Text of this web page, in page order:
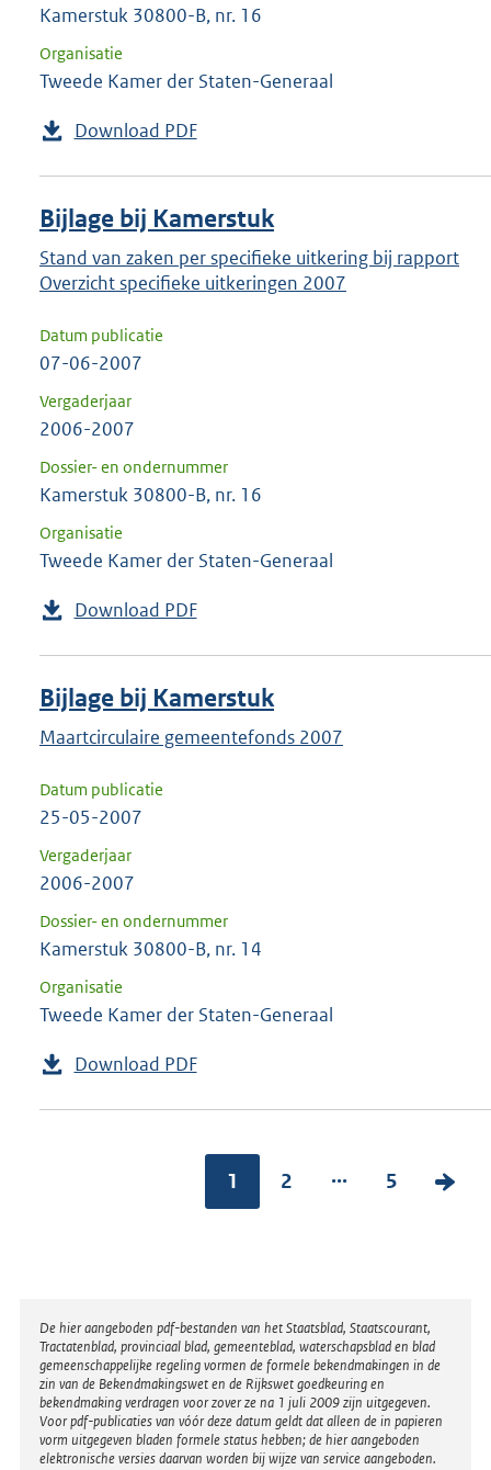
Kamerstuk 30800-B, nr. 16
Organisatie
Tweede Kamer der Staten-Generaal
Download PDF
Bijlage bij Kamerstuk
Stand van zaken per specifieke uitkering bij rapport
Overzicht specifieke uitkeringen 2007
Datum publicatie
07-06-2007
Vergaderjaar
2006-2007
Dossier- en ondernummer
Kamerstuk 30800-B, nr. 16
Organisatie
Tweede Kamer der Staten-Generaal
Download PDF
Bijlage bij Kamerstuk
Maartcirculaire gemeentefonds 2007
Datum publicatie
25-05-2007
Vergaderjaar
2006-2007
Dossier- en ondernummer
Kamerstuk 30800-B, nr. 14
Organisatie
Tweede Kamer der Staten-Generaal
Download PDF
1 2 ... 5
V
Disclaimer
De hier aangeboden pdf-bestanden van het Staatsblad, Staatscourant,
Tractatenblad, provinciaal blad, gemeenteblad, waterschapsblad en blad
gemeenschappelijke regeling vormen de formele bekendmakingen in de
zin van de Bekendmakingswet en de Rijkswet goedkeuring en
bekendmaking verdragen voor zover ze na 1 juli 2009 zijn uitgegeven.
Voor pdf-publicaties van vóór deze datum geldt dat alleen de in papieren
vorm uitgegeven bladen formele status hebben; de hier aangeboden
elektronische versies daarvan worden bij wijze van service aangeboden.